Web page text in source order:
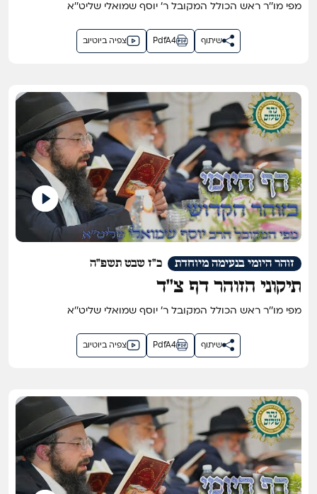
מפי מו''ר ראש הכולל המקובל ר' יוסף שמואלי שליט''א
צפיה ביוטיוב PdfA4 שיתוף
כ"ז שבט תשפ"ה זוהר היומי בנעימה מיוחדת
תיקוני הזוהר דף צ''ד
מפי מו''ר ראש הכולל המקובל ר' יוסף שמואלי שליט''א
צפיה ביוטיוב PdfA4 שיתוף